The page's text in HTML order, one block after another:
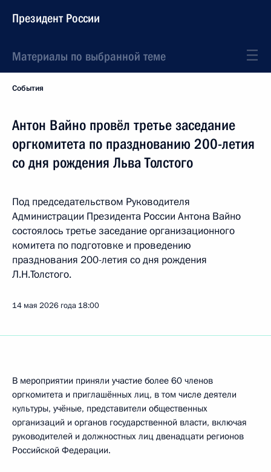
Президент России
Материалы по выбранной теме
События
Антон Вайно провёл третье заседание
оргкомитета по празднованию 200-летия
со дня рождения Льва Толстого
Под председательством Руководителя
Администрации Президента России Антона Вайно
состоялось третье заседание организационного
комитета по подготовке и проведению
празднования 200-летия со дня рождения
Л.Н.Толстого.
14 мая 2026 года 18:00
В мероприятии приняли участие более 60 членов
оргкомитета и приглашённых лиц, в том числе деятели
культуры, учёные, представители общественных
организаций и органов государственной власти, включая
руководителей и должностных лиц двенадцати регионов
Российской Федерации.